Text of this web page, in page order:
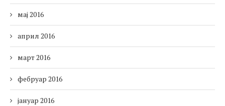
мај 2016
април 2016
март 2016
фебруар 2016
јануар 2016